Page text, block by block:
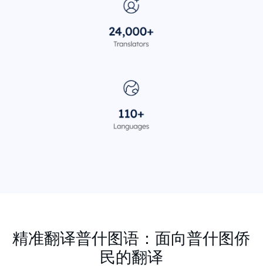
精准翻译普什图语：面向普什图侨
民的翻译